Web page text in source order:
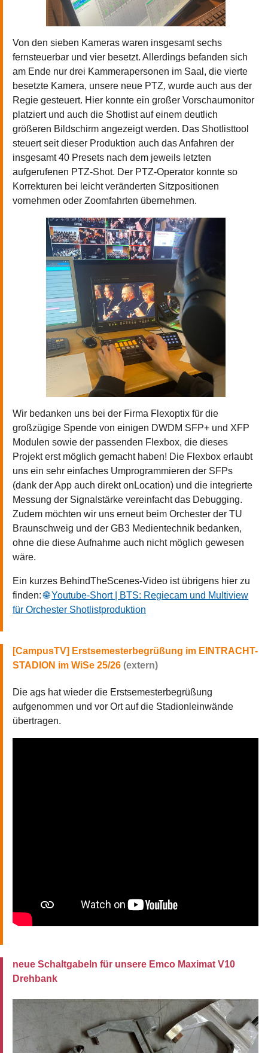
Von den sieben Kameras waren insgesamt sechs
fernsteuerbar und vier besetzt. Allerdings befanden sich
am Ende nur drei Kammerapersonen im Saal, die vierte
besetzte Kamera, unsere neue PTZ, wurde auch aus der
Regie gesteuert. Hier konnte ein großer Vorschaumonitor
platziert und auch die Shotlist auf einem deutlich
größeren Bildschirm angezeigt werden. Das Shotlisttool
steuert seit dieser Produktion auch das Anfahren der
insgesamt 40 Presets nach dem jeweils letzten
aufgerufenen PTZ-Shot. Der PTZ-Operator konnte so
Korrekturen bei leicht veränderten Sitzpositionen
vornehmen oder Zoomfahrten übernehmen.
Wir bedanken uns bei der Firma Flexoptix für die
großzügige Spende von einigen DWDM SFP+ und XFP
Modulen sowie der passenden Flexbox, die dieses
Projekt erst möglich gemacht haben! Die Flexbox erlaubt
uns ein sehr einfaches Umprogrammieren der SFPs
(dank der App auch direkt onLocation) und die integrierte
Messung der Signalstärke vereinfacht das Debugging.
Zudem möchten wir uns erneut beim Orchester der TU
Braunschweig und der GB3 Medientechnik bedanken,
ohne die diese Aufnahme auch nicht möglich gewesen
wäre.
Ein kurzes BehindTheScenes-Video ist übrigens hier zu
finden:
Youtube-Short | BTS: Regiecam und Multiview
für Orchester Shotlistproduktion
Erstsemesterbegrüßung im EINTRACHT-
STADION im WiSe 25/26
Die ags hat wieder die Erstsemesterbegrüßung
aufgenommen und vor Ort auf die Stadionleinwände
übertragen.
neue Schaltgabeln für unsere Emco Maximat V10
Drehbank